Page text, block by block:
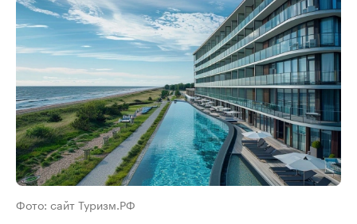
Фото: сайт Туризм.РФ